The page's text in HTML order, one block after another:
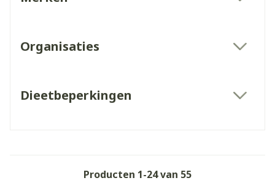
Organisaties
Dieetbeperkingen
Producten 1-24van 55